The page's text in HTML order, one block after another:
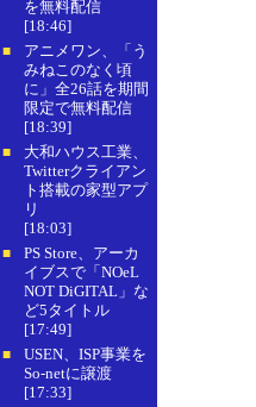
を無料配信
[18:46]
■
アニメワン、「う
みねこのなく頃
に」全26話を期間
限定で無料配信
[18:39]
■
大和ハウス工業、
Twitterクライアン
ト搭載の家型アプ
リ
[18:03]
■
PS Store、アーカ
イブスで「NOeL
NOT DiGITAL」な
ど5タイトル
[17:49]
■
USEN、ISP事業を
So-netに譲渡
[17:33]